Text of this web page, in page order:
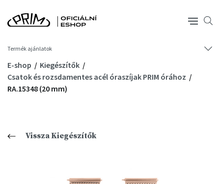
Termék ajánlatok
E-shop
Kiegészítők
Csatok és rozsdamentes acél óraszíjak PRIM órához
RA.15348 (20 mm)
Vissza Kiegészítők